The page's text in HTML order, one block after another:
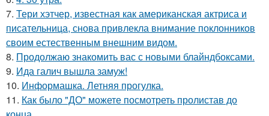
7. Тери хэтчер, известная как американская актриса и
писательница, снова привлекла внимание поклонников
своим естественным внешним видом.
8. Продолжаю знакомить вас с новыми блайндбоксами.
9. Ида галич вышла замуж!
10. Информашка. Летняя прогулка.
11. Как было "ДО" можете посмотреть пролистав до